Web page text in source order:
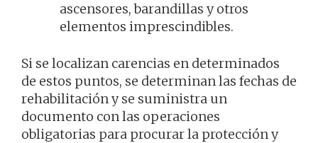
ascensores, barandillas y otros
elementos imprescindibles.
Si se localizan carencias en determinados
de estos puntos, se determinan las fechas de
rehabilitación y se suministra un
documento con las operaciones
obligatorias para procurar la protección y